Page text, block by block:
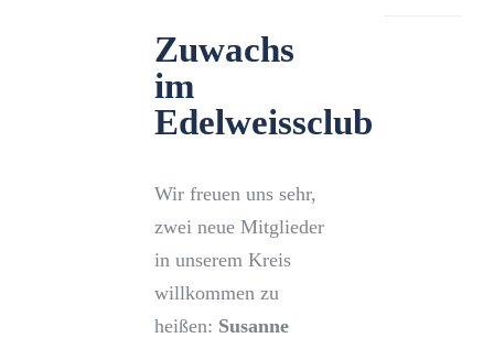
Zuwachs
im
Edelweissclub
Wir freuen uns sehr,
zwei neue Mitglieder
in unserem Kreis
willkommen zu
heißen: Susanne